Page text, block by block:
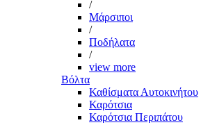
/
Μάρσιποι
/
Ποδήλατα
/
view more
Βόλτα
Καθίσματα Αυτοκινήτου
Καρότσια
Καρότσια Περιπάτου